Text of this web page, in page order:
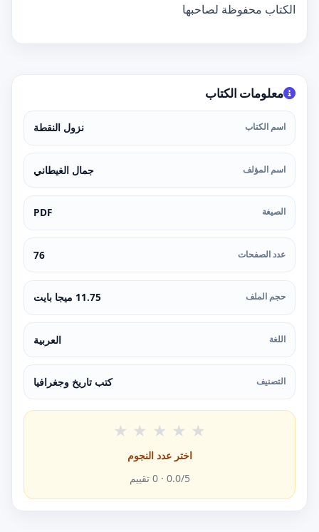
الكتاب محفوظة لصاحبها
معلومات الكتاب
اسم الكتاب نزول النقطة
اسم المؤلف جمال الغيطاني
الصيغة PDF
عدد الصفحات 76
حجم الملف 11.75 ميجا بايت
اللغة العربية
التصنيف كتب تاريخ وجغرافيا
★ ★ ★ ★ ★
اختر عدد النجوم
0.0/5 ·
0 تقييم